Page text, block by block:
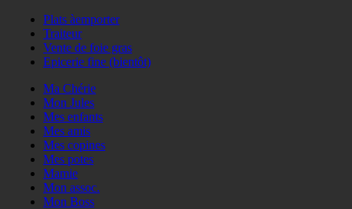
Plats àemporter
Traiteur
Vente de foie gras
Epicerie fine (bientôt)
Ma Chérie
Mon Jules
Mes enfants
Mes amis
Mes copines
Mes potes
Mamie
Mon assoc.
Mon Boss